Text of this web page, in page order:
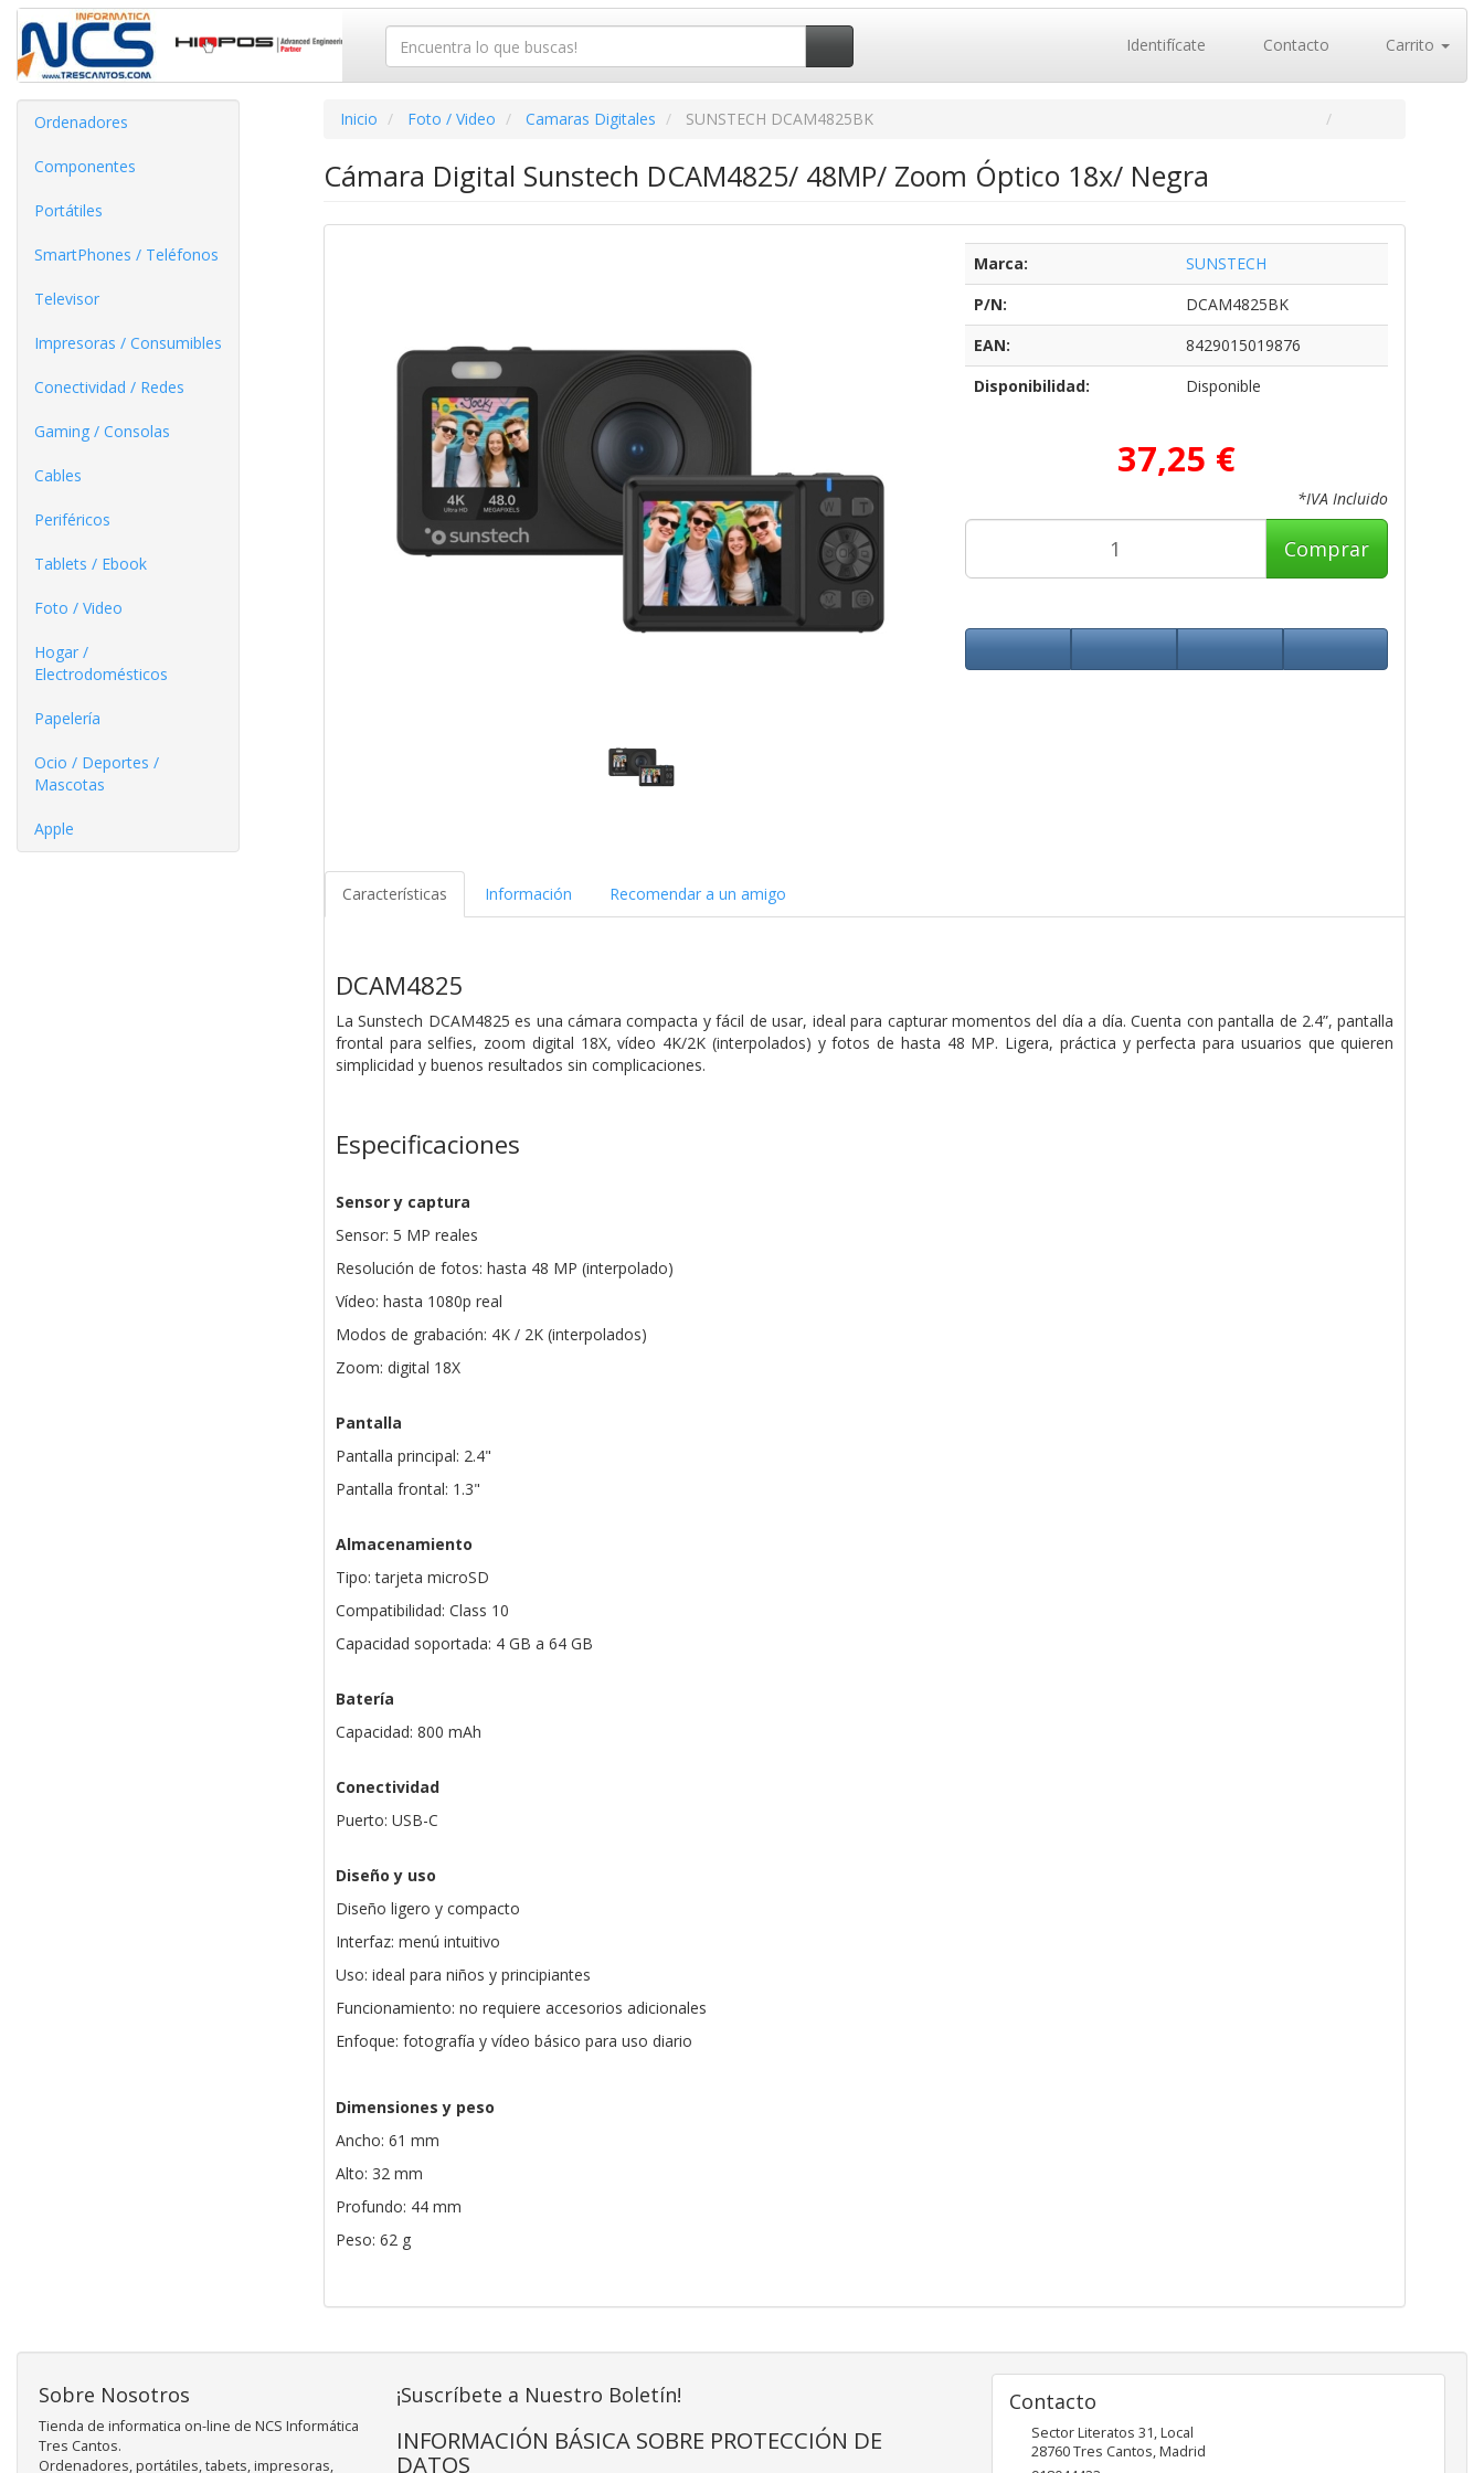
Identifícate Contacto Carrito
Ordenadores
Componentes
Portátiles
SmartPhones / Teléfonos
Televisor
Impresoras / Consumibles
Conectividad / Redes
Gaming / Consolas
Cables
Periféricos
Tablets / Ebook
Foto / Video
Hogar /
Electrodomésticos
Papelería
Ocio / Deportes /
Mascotas
Apple
Inicio Foto / Video Camaras Digitales SUNSTECH DCAM4825BK
Cámara Digital Sunstech DCAM4825/ 48MP/ Zoom Óptico 18x/ Negra
Marca:
SUNSTECH
P/N:
DCAM4825BK
EAN:
8429015019876
Disponibilidad:
Disponible
37,25 €
*IVA Incluido
Comprar
Características Información Recomendar a un amigo
DCAM4825
La Sunstech DCAM4825 es una cámara compacta y fácil de usar, ideal para capturarmomentos del día a día. Cuenta con pantalla de 2.4”, pantalla
frontal para selfies, zoom digital 18X, vídeo 4K/2K (interpolados) y fotos de hasta 48 MP. Ligera, práctica y perfectapara usuarios que quieren
simplicidad y buenos resultados sin complicaciones.
Especificaciones
Sensor y captura
Sensor: 5 MP reales
Resolución de fotos: hasta 48 MP (interpolado)
Vídeo: hasta 1080p real
Modos de grabación: 4K / 2K (interpolados)
Zoom: digital 18X
Pantalla
Pantalla principal: 2.4"
Pantalla frontal: 1.3"
Almacenamiento
Tipo: tarjeta microSD
Compatibilidad: Class 10
Capacidad soportada: 4 GB a 64 GB
Batería
Capacidad: 800 mAh
Conectividad
Puerto: USB-C
Diseño y uso
Diseño ligero y compacto
Interfaz: menú intuitivo
Uso: ideal para niños y principiantes
Funcionamiento: no requiere accesorios adicionales
Enfoque: fotografía y vídeo básico para uso diario
Dimensiones y peso
Ancho: 61 mm
Alto: 32 mm
Profundo: 44 mm
Peso: 62 g
Sobre Nosotros
Tienda de informatica on-line de NCS Informática
Tres Cantos.
Ordenadores, portátiles, tabets, impresoras,
¡Suscríbete a Nuestro Boletín!
INFORMACIÓN BÁSICA SOBRE PROTECCIÓN DE
DATOS
Contacto
Sector Literatos 31, Local
28760Tres Cantos,Madrid